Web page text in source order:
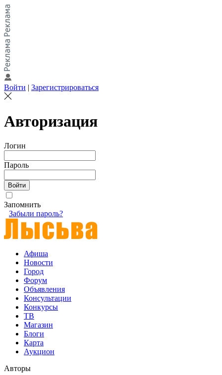
Войти | Зарегистрироваться
Авторизация
Логин
Пароль
Запомнить
Забыли пароль?
Афиша
Новости
Город
Форум
Объявления
Консультации
Конкурсы
ТВ
Магазин
Блоги
Карта
Аукцион
Авторы